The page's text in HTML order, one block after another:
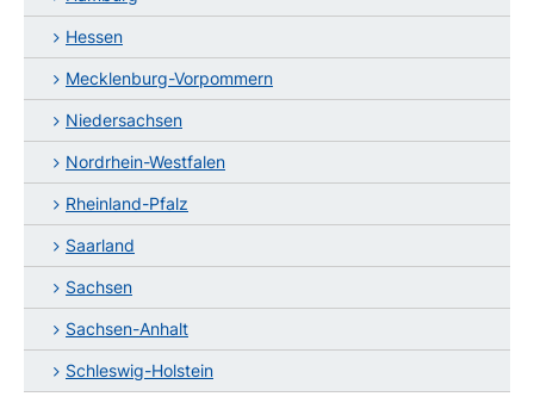
Hessen
Mecklenburg-Vorpommern
Niedersachsen
Nordrhein-Westfalen
Rheinland-Pfalz
Saarland
Sachsen
Sachsen-Anhalt
Schleswig-Holstein